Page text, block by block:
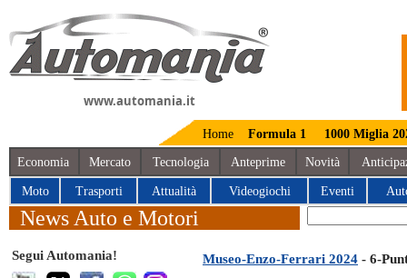
www.automania.it
Home Formula 1 1000 Miglia
Economia Mercato Tecnologia Anteprime Novità
Moto Trasporti Attualità Videogiochi Eventi
News Auto e Motori
Segui Automania! Museo-Enzo-Ferrari 2024 - 6-